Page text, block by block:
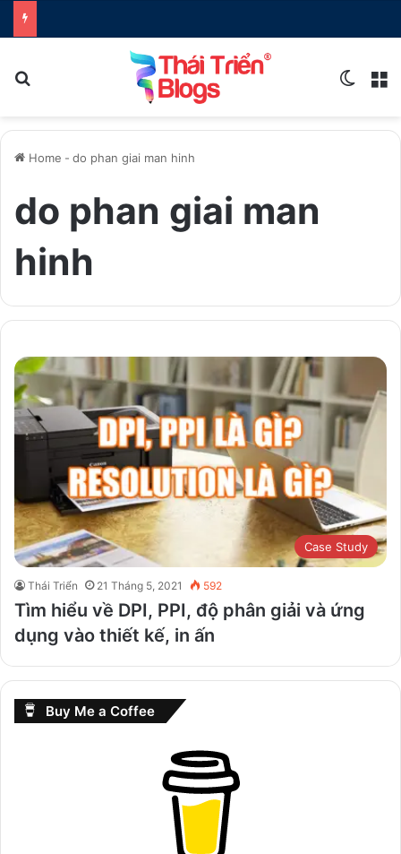
Home - do phan giai man hinh
do phan giai man
hinh
Case Study
Thái Triển 21 Tháng 5, 2021 592
Tìm hiểu về DPI, PPI, độ phân giải và ứng
dụng vào thiết kế, in ấn
Buy Me a Coffee